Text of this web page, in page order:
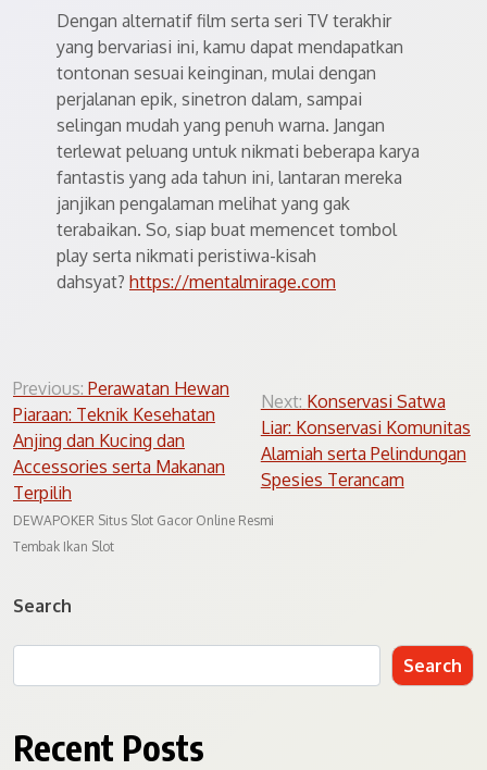
Dengan alternatif film serta seri TV terakhir
yang bervariasi ini, kamu dapat mendapatkan
tontonan sesuai keinginan, mulai dengan
perjalanan epik, sinetron dalam, sampai
selingan mudah yang penuh warna. Jangan
terlewat peluang untuk nikmati beberapa karya
fantastis yang ada tahun ini, lantaran mereka
janjikan pengalaman melihat yang gak
terabaikan. So, siap buat memencet tombol
play serta nikmati peristiwa-kisah
dahsyat? https://mentalmirage.com
Post
navigation
Previous: Perawatan Hewan
Piaraan: Teknik Kesehatan
Anjing dan Kucing dan
Accessories serta Makanan
Terpilih
Next: Konservasi Satwa
Liar: Konservasi Komunitas
Alamiah serta Pelindungan
Spesies Terancam
DEWAPOKER Situs Slot Gacor Online Resmi
Tembak Ikan Slot
Search
Search
Recent Posts